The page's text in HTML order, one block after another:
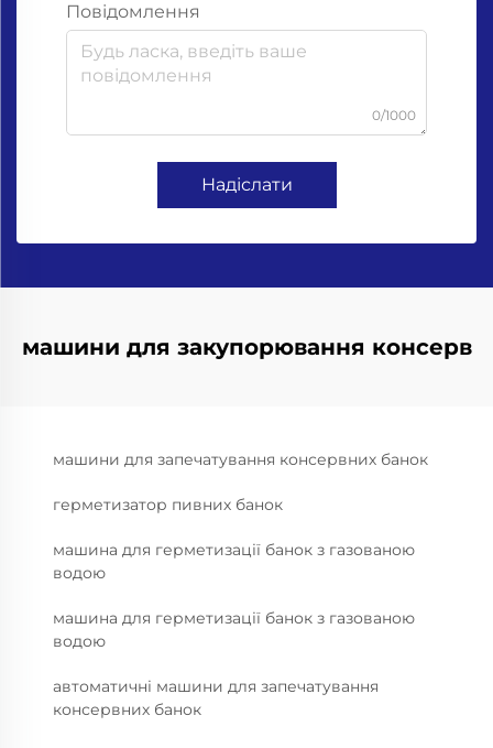
Повідомлення
0/1000
Надіслати
машини для закупорювання консерв
машини для запечатування консервних банок
герметизатор пивних банок
машина для герметизації банок з газованою
водою
машина для герметизації банок з газованою
водою
автоматичні машини для запечатування
консервних банок